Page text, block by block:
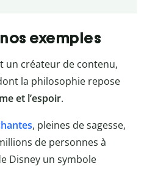
exemples
un créateur de contenu,
la philosophie repose
et l’espoir.
, pleines de sagesse,
de personnes à
Disney un symbole